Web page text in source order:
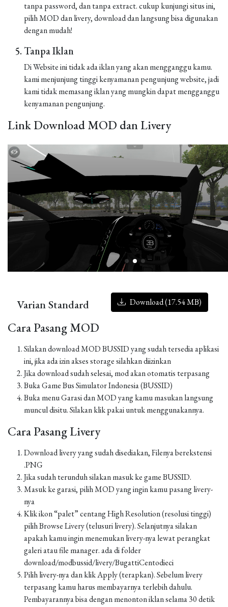
tanpa password, dan tanpa extract. cukup kunjungi situs ini,
pilih MOD dan livery, download dan langsung bisa digunakan
dengan mudah!
Tanpa Iklan
Di Website ini tidak ada iklan yang akan mengganggu kamu.
kami menjunjung tinggi kenyamanan pengunjung website, jadi
kami tidak memasang iklan yang mungkin dapat mengganggu
kenyamanan pengunjung.
Link Download MOD dan Livery
Varian Standard Download (17.54 MB)
Cara Pasang MOD
Silakan download MOD BUSSID yang sudah tersedia aplikasi
ini, jika ada izin akses storage silahkan diizinkan
Jika download sudah selesai, mod akan otomatis terpasang
Buka Game Bus Simulator Indonesia (BUSSID)
Buka menu Garasi dan MOD yang kamu masukan langsung
muncul disitu. Silakan klik pakai untuk menggunakannya.
Cara Pasang Livery
Download livery yang sudah disediakan, Filenya berekstensi
.PNG
Jika sudah terunduh silakan masuk ke game BUSSID.
Masuk ke garasi, pilih MOD yang ingin kamu pasang livery-
nya
Klik ikon “palet” centang High Resolution (resolusi tinggi)
pilih Browse Livery (telusuri livery). Selanjutnya silakan
apakah kamu ingin menemukan livery-nya lewat perangkat
galeri atau file manager. ada di folder
download/modbussid/livery/BugattiCentodieci
Pilih livery-nya dan klik Apply (terapkan). Sebelum livery
terpasang kamu harus membayarnya terlebih dahulu.
Pembayarannya bisa dengan menonton iklan selama 30 detik